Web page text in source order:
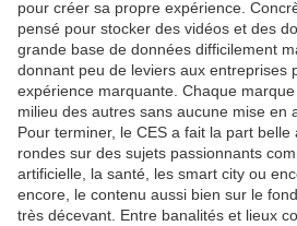
pour créer sa propre expérience.
pensé pour stocker des vidéos et des
grande base de données difficilement
donnant peu de leviers aux entreprises
expérience marquante. Chaque
milieu des autres sans aucune mise en
Pour terminer, le CES a fait la part
rondes sur des sujets passionnants
artificielle, la santé, les smart city ou
encore, le contenu aussi bien sur le
très décevant. Entre banalités et lieux